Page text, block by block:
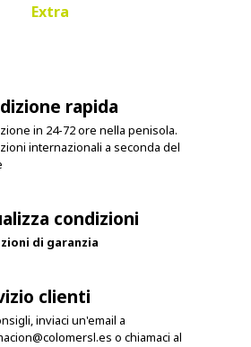
Extra
rapida
in 24-72 ore nella penisola.
internazionali a seconda del
condizioni
di garanzia
clienti
inviaci un'email a
o chiamaci al